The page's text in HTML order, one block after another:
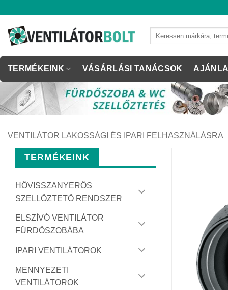
content
TERMÉKEINK VÁSÁRLÁSI TANÁCSOK
VENTILÁTOR LAKOSSÁGI ÉS IPARI FELHASZNÁLÁSRA
TERMÉKEINK
HŐVISSZANYERŐS
SZELLŐZTETŐ RENDSZER
ELSZÍVÓ VENTILÁTOR
FÜRDŐSZOBÁBA
IPARI VENTILÁTOROK
MENNYEZETI
VENTILÁTOROK